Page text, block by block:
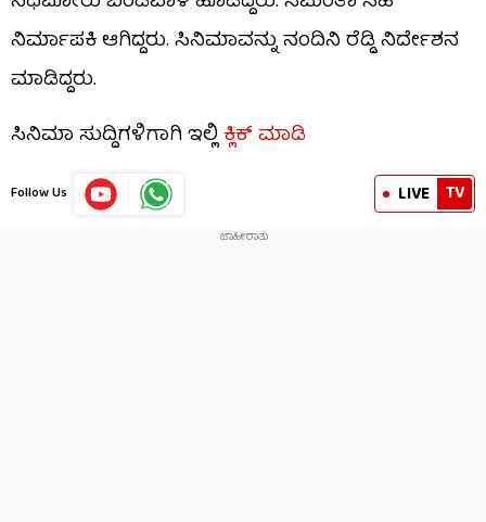
ನಿರ್ಮಾಪಕಿ ಆಗಿದ್ದರು. ಸಿನಿಮಾವನ್ನು ನಂದಿನಿ ರೆಡ್ಡಿ ನಿರ್ದೇಶನ
ಮಾಡಿದ್ದರು.
ಸಿನಿಮಾ ಸುದ್ದಿಗಳಿಗಾಗಿ ಇಲ್ಲಿಕ್ಲಿಕ್ ಮಾಡಿ
Follow Us LIVE TV